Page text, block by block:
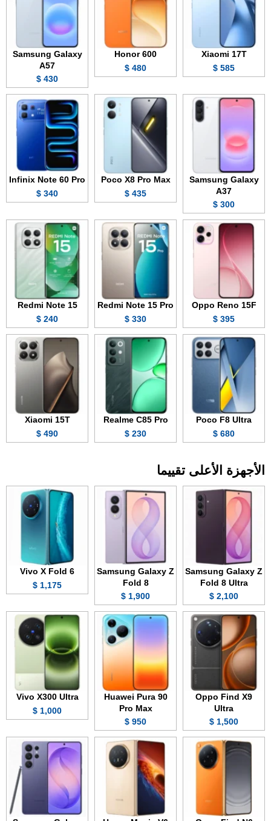
Xiaomi 17T
585 $
Honor 600
480 $
Samsung Galaxy
A57
430 $
Samsung Galaxy
A37
300 $
Poco X8 Pro Max
435 $
Infinix Note 60 Pro
340 $
Oppo Reno 15F
395 $
Redmi Note 15 Pro
330 $
Redmi Note 15
240 $
Poco F8 Ultra
680 $
Realme C85 Pro
230 $
Xiaomi 15T
490 $
الأجهزة الأعلى تقييما
Samsung Galaxy Z
Fold 8 Ultra
2,100 $
Samsung Galaxy Z
Fold 8
1,900 $
Vivo X Fold 6
1,175 $
Oppo Find X9
Ultra
1,500 $
Huawei Pura 90
Pro Max
950 $
Vivo X300 Ultra
1,000 $